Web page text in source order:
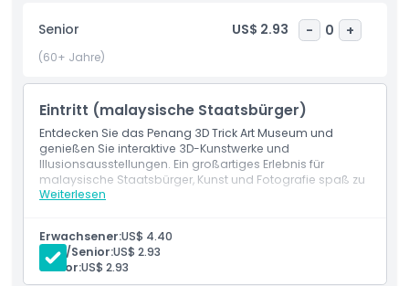
Inklusivleistungen
Richtlinie für Kinder und Erwachsene
Ausschlüsse
Dinge, die Sie wissen sollten
Senior US$ 2.93 - 0 +
(60+ Jahre)
Eintritt (malaysische Staatsbürger)
Entdecken Sie das Penang 3D Trick Art Museum und
genießen Sie interaktive 3D-Kunstwerke und
Illusionsausstellungen. Ein großartiges Erlebnis für
malaysische Staatsbürger, Kunst und Fotografie spaß zu
erleben.
Weiterlesen
Eintritt zum Penang 3D Trick Art Museum
Zugang zu interaktiven 3D-Ausstellungen und
Illusionsräumen
Gültig nur für malaysische Staatsbürger
Erwachsener:US$ 4.40
Kind/Senior:US$ 2.93
Senior:US$ 2.93